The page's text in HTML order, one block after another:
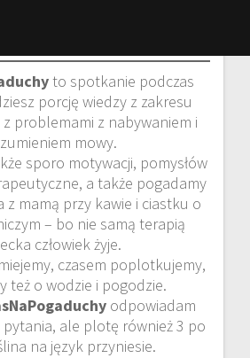
to spotkanie podczas
porcję wiedzy z zakresu
problemami z nabywaniem i
mowy.
sporo motywacji, pomysłów
a także pogadamy
z mamą przy kawie i ciastku o
– bo nie samą terapią
człowiek żyje.
czasem poplotkujemy,
też o wodzie i pogodzie.
odpowiadam
pytania, ale plotę również 3 po
na język przyniesie.